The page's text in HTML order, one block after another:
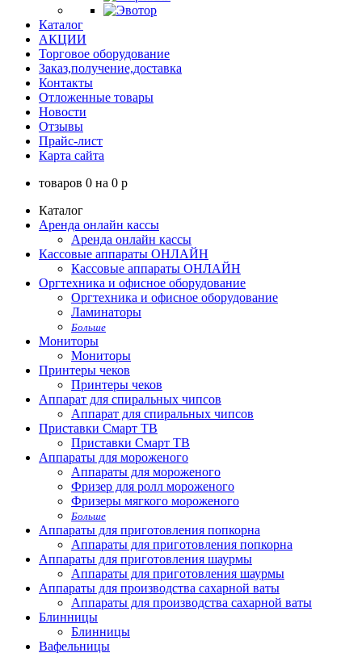
Каталог
АКЦИИ
Торговое оборудование
Заказ,получение,доставка
Контакты
Отложенные товары
Новости
Отзывы
Прайс-лист
Карта сайта
товаров 0 на 0 p
Каталог
Аренда онлайн кассы
Аренда онлайн кассы
Кассовые аппараты ОНЛАЙН
Кассовые аппараты ОНЛАЙН
Оргтехника и офисное оборудование
Оргтехника и офисное оборудование
Ламинаторы
Больше
Мониторы
Мониторы
Принтеры чеков
Принтеры чеков
Аппарат для спиральных чипсов
Аппарат для спиральных чипсов
Приставки Смарт ТВ
Приставки Смарт ТВ
Аппараты для мороженого
Аппараты для мороженого
Фризер для ролл мороженого
Фризеры мягкого мороженого
Больше
Аппараты для приготовления попкорна
Аппараты для приготовления попкорна
Аппараты для приготовления шаурмы
Аппараты для приготовления шаурмы
Аппараты для производства сахарной ваты
Аппараты для производства сахарной ваты
Блинницы
Блинницы
Вафельницы